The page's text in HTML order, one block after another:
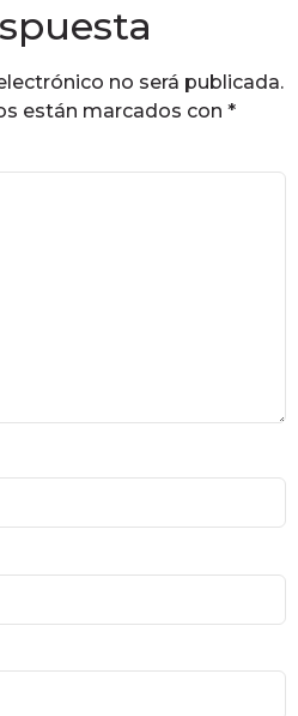
no será publicada.
están marcados con *